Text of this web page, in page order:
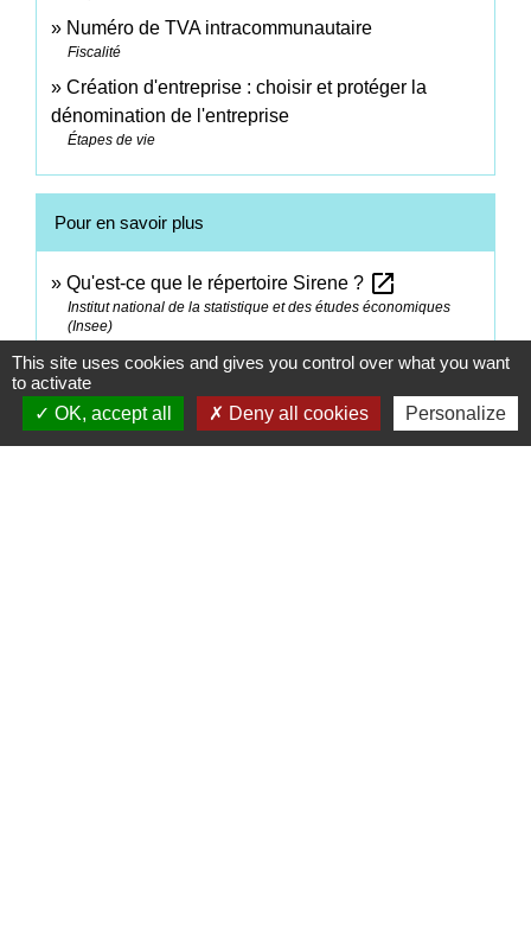
Numéro de TVA intracommunautaire
Fiscalité
Création d'entreprise : choisir et protéger la
dénomination de l'entreprise
Étapes de vie
Pour en savoir plus
Qu'est-ce que le répertoire Sirene ? open_in_new
Institut national de la statistique et des études économiques
(Insee)
Signaler une erreur sur cette page
This site uses cookies and gives you control over what you want
to activate
OK, accept all
Deny all cookies Personalize